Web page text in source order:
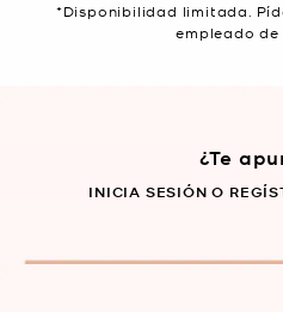
*Disponibilidad limitada.
empleado de
¿Te
INICIA SESIÓN O